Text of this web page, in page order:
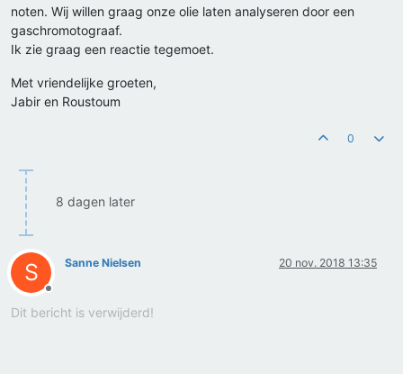
noten. Wij willen graag onze olie laten analyseren door een
gaschromotograaf.
Ik zie graag een reactie tegemoet.
Met vriendelijke groeten,
Jabir en Roustoum
0
8 dagen later
S
Offline
Sanne Nielsen 20 nov. 2018 13:35
Dit bericht is verwijderd!